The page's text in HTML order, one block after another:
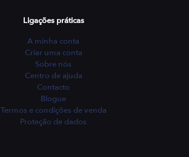
Ligações práticas
A minha conta
Criar uma conta
Sobre nós
Centro de ajuda
Contacto
Blogue
Termos e condições de venda
Proteção de dados